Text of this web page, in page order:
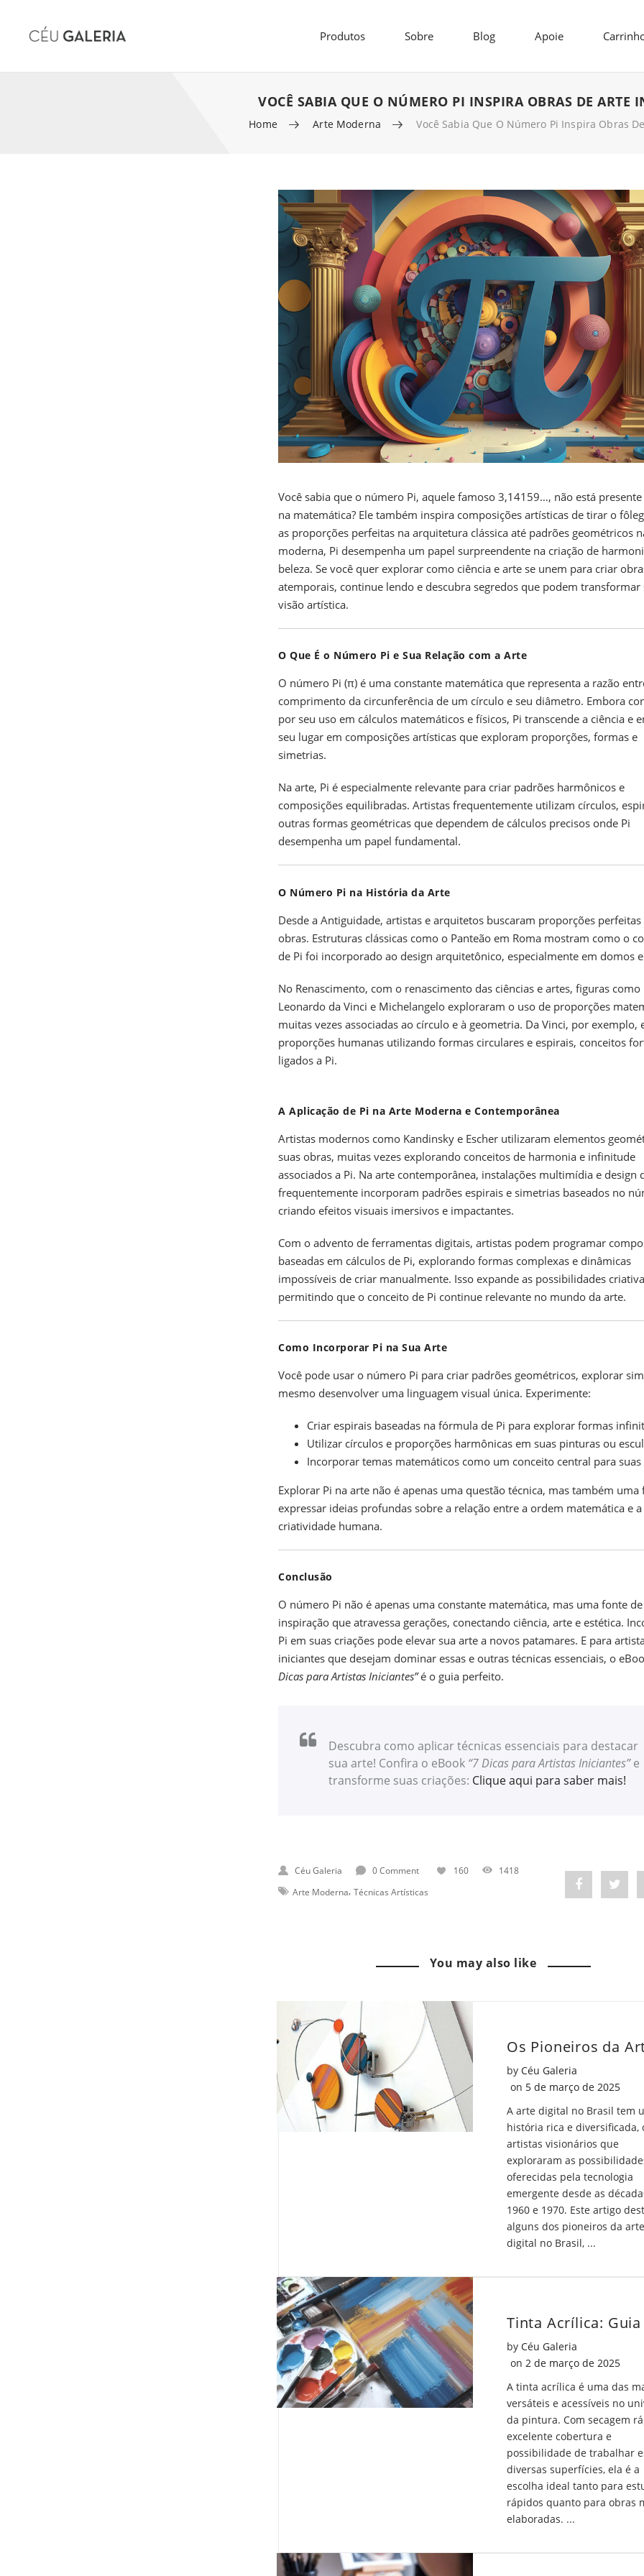
Produtos Sobre Blog Apoie
VOCÊ SABIA QUE O NÚMERO PI INSPIRA OBRAS DE ARTE
Home Arte Moderna Você Sabia Que O Número Pi Inspira Obras
Você sabia que o número Pi, aquele famoso 3,14159…, não está presente
na matemática? Ele também inspira composições artísticas de tirar o
as proporções perfeitas na arquitetura clássica até padrões geométricos
moderna, Pi desempenha um papel surpreendente na criação de
beleza. Se você quer explorar como ciência e arte se unem para criar
atemporais, continue lendo e descubra segredos que podem transformar
visão artística.
O Que É o Número Pi e Sua Relação com a Arte
O número Pi (π) é uma constante matemática que representa a razão
comprimento da circunferência de um círculo e seu diâmetro. Embora
por seu uso em cálculos matemáticos e físicos, Pi transcende a ciência e
seu lugar em composições artísticas que exploram proporções, formas e
simetrias.
Na arte, Pi é especialmente relevante para criar padrões harmônicos e
composições equilibradas. Artistas frequentemente utilizam círculos,
outras formas geométricas que dependem de cálculos precisos onde Pi
desempenha um papel fundamental.
O Número Pi na História da Arte
Desde a Antiguidade, artistas e arquitetos buscaram proporções perfeitas
obras. Estruturas clássicas como o Panteão em Roma mostram como o
de Pi foi incorporado ao design arquitetônico, especialmente em domos
No Renascimento, com o renascimento das ciências e artes, figuras como
Leonardo da Vinci e Michelangelo exploraram o uso de proporções
muitas vezes associadas ao círculo e à geometria. Da Vinci, por exemplo,
proporções humanas utilizando formas circulares e espirais, conceitos
ligados a Pi.
A Aplicação de Pi na Arte Moderna e Contemporânea
Artistas modernos como Kandinsky e Escher utilizaram elementos
suas obras, muitas vezes explorando conceitos de harmonia e infinitude
associados a Pi. Na arte contemporânea, instalações multimídia e design
frequentemente incorporam padrões espirais e simetrias baseados no
criando efeitos visuais imersivos e impactantes.
Com o advento de ferramentas digitais, artistas podem programar
baseadas em cálculos de Pi, explorando formas complexas e dinâmicas
impossíveis de criar manualmente. Isso expande as possibilidades
permitindo que o conceito de Pi continue relevante no mundo da arte.
Como Incorporar Pi na Sua Arte
Você pode usar o número Pi para criar padrões geométricos, explorar
mesmo desenvolver uma linguagem visual única. Experimente:
Criar espirais baseadas na fórmula de Pi para explorar formas
Utilizar círculos e proporções harmônicas em suas pinturas ou
Incorporar temas matemáticos como um conceito central para suas
Explorar Pi na arte não é apenas uma questão técnica, mas também uma
expressar ideias profundas sobre a relação entre a ordem matemática e a
criatividade humana.
Conclusão
O número Pi não é apenas uma constante matemática, mas uma fonte de
inspiração que atravessa gerações, conectando ciência, arte e estética.
Pi em suas criações pode elevar sua arte a novos patamares. E para
iniciantes que desejam dominar essas e outras técnicas essenciais, o
Dicas para Artistas Iniciantes”é o guia perfeito.
Descubra como aplicar técnicas essenciais para destacar
sua arte! Confira o eBook “7 Dicas para Artistas Iniciantes”e
transforme suas criações: Clique aqui para saber mais!
Céu Galeria 0 Comment 160
1418
Arte Moderna, Técnicas Artísticas
Share
que
Pi
de
arte
incríveis?"
on
Facebook
Post
obras
de
arte
You may also like
by Céu Galeria
on Posted on
5 de março de 2025
A arte digital no Brasil tem
história rica e diversificada,
artistas visionários que
exploraram as
oferecidas pela tecnologia
emergente desde as
1960 e 1970. Este artigo
alguns dos pioneiros da arte
digital no Brasil, ...
by Céu Galeria
on Posted on
2 de março de 2025
A tinta acrílica é uma das
versáteis e acessíveis no
da pintura. Com secagem
excelente cobertura e
possibilidade de trabalhar
diversas superfícies, ela é a
escolha ideal tanto para
rápidos quanto para obras
elaboradas. ...